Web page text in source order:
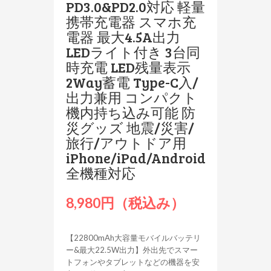
PD3.0&PD2.0対応 軽量
携帯充電器 スマホ充
電器 最大4.5A出力
LEDライト付き 3台同
時充電 LED残量表示
2Way蓄電 Type-C入/
出力兼用 コンパクト
機内持ち込み可能 防
災グッズ 地震/災害/
旅行/アウトドア用
iPhone/iPad/Android
全機種対応
8,980円（税込み）
【22800mAh大容量モバイルバッテリ
ー&最大22.5W出力】外出先でスマー
トフォンやタブレットなどの機器を安